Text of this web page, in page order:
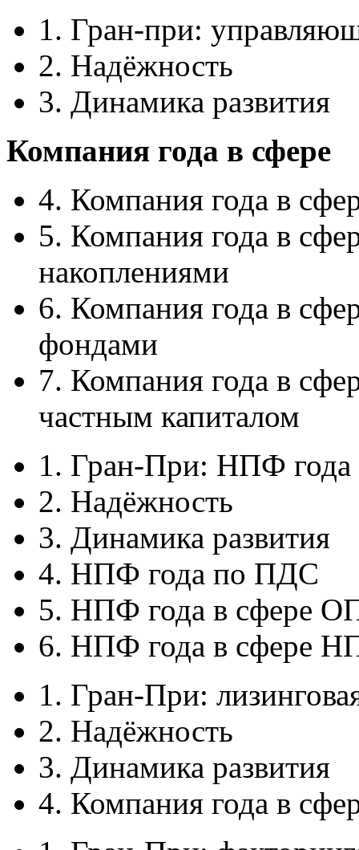
1. Гран-при:
2. Надёжность
3. Динамика развития
Компания года в сфере
4. Компания года в
5. Компания года в
накоплениями
6. Компания года в
фондами
7. Компания года в
частным капиталом
1. Гран-При: НПФ года
2. Надёжность
3. Динамика развития
4. НПФ года по ПДС
5. НПФ года в сфере
6. НПФ года в сфере
1. Гран-При:
2. Надёжность
3. Динамика развития
4. Компания года в